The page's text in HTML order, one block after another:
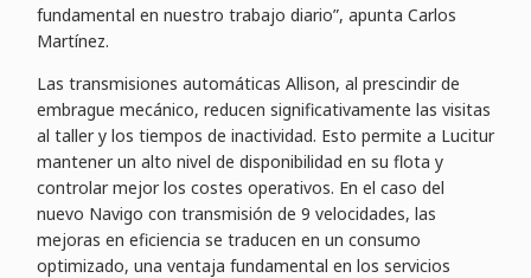
fundamental en nuestro trabajo diario”, apunta Carlos
Martínez.
Las transmisiones automáticas Allison, al prescindir de
embrague mecánico, reducen significativamente las visitas
al taller y los tiempos de inactividad. Esto permite a Lucitur
mantener un alto nivel de disponibilidad en su flota y
controlar mejor los costes operativos. En el caso del
nuevo Navigo con transmisión de 9 velocidades, las
mejoras en eficiencia se traducen en un consumo
optimizado, una ventaja fundamental en los servicios